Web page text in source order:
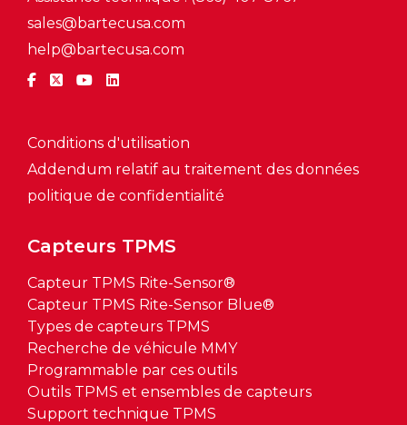
Capteurs TPMS
Capteur TPMS Rite-Sensor®
Capteur TPMS Rite-Sensor Blue®
Types de capteurs TPMS
Recherche de véhicule MMY
Programmable par ces outils
Outils TPMS et ensembles de capteurs
Support technique TPMS
sales@bartecusa.com
help@bartecusa.com
Conditions d'utilisation
Addendum relatif au traitement des données
politique de confidentialité